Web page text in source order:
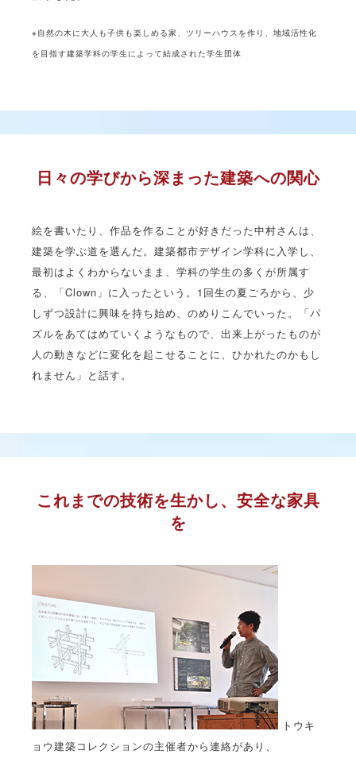
※自然の木に大人も子供も楽しめる家、ツリーハウスを作り、地域活性化
を目指す建築学科の学生によって結成された学生団体
日々の学びから深まった建築への関心
絵を書いたり、作品を作ることが好きだった中村さんは、
建築を学ぶ道を選んだ。建築都市デザイン学科に入学し、
最初はよくわからないまま、学科の学生の多くが所属す
る、「Clown」に入ったという。1回生の夏ごろから、少
しずつ設計に興味を持ち始め、のめりこんでいった。「パ
ズルをあてはめていくようなもので、出来上がったものが
人の動きなどに変化を起こせることに、ひかれたのかもし
れません」と話す。
これまでの技術を生かし、安全な家具
を
トウキ
ョウ建築コレクションの主催者から連絡があり、